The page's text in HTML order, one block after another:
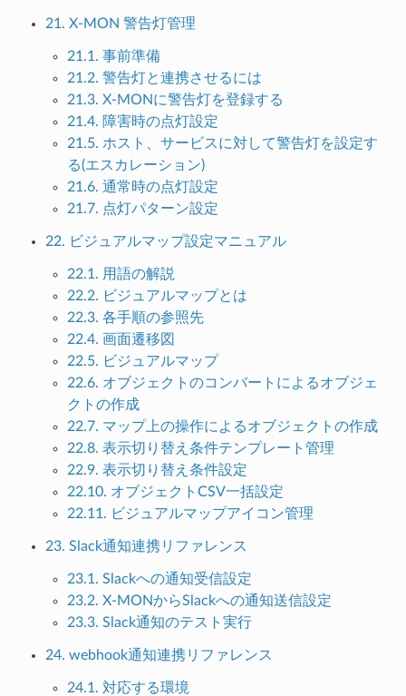
21. X-MON 警告灯管理
21.1. 事前準備
21.2. 警告灯と連携させるには
21.3. X-MONに警告灯を登録する
21.4. 障害時の点灯設定
21.5. ホスト、サービスに対して警告灯を設定す
る(エスカレーション)
21.6. 通常時の点灯設定
21.7. 点灯パターン設定
22. ビジュアルマップ設定マニュアル
22.1. 用語の解説
22.2. ビジュアルマップとは
22.3. 各手順の参照先
22.4. 画面遷移図
22.5. ビジュアルマップ
22.6. オブジェクトのコンバートによるオブジェ
クトの作成
22.7. マップ上の操作によるオブジェクトの作成
22.8. 表示切り替え条件テンプレート管理
22.9. 表示切り替え条件設定
22.10. オブジェクトCSV一括設定
22.11. ビジュアルマップアイコン管理
23. Slack通知連携リファレンス
23.1. Slackへの通知受信設定
23.2. X-MONからSlackへの通知送信設定
23.3. Slack通知のテスト実行
24. webhook通知連携リファレンス
24.1. 対応する環境